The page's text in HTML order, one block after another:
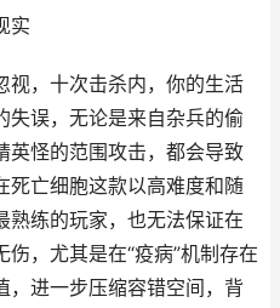
实
视，十次击杀内，你的生活
失误，无论是来自杂兵的偷
英怪的范围攻击，都会导致
死亡细胞这款以高难度和随
熟练的玩家，也无法保证在
，尤其是在“疫病”机制存在
，进一步压缩容错空间，背